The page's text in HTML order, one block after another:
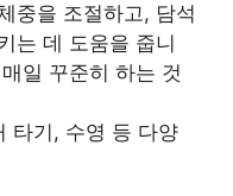
중을 조절하고, 담석
는 데 도움을 줍니
일 꾸준히 하는 것
타기, 수영 등 다양